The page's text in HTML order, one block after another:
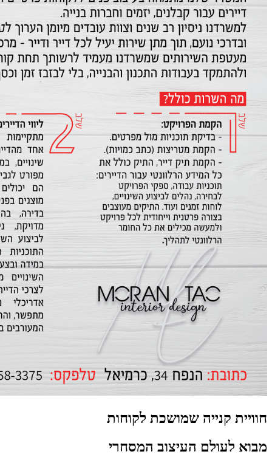
חוויית קנייה שמושכת לקוחות
מבוא לעולם העיצוב המסחרי